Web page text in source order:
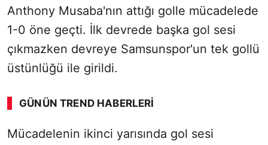
Anthony Musaba'nın attığı golle mücadelede
1-0 öne geçti. İlk devrede başka gol sesi
çıkmazken devreye Samsunspor'un tek gollü
üstünlüğü ile girildi.
GÜNÜN TREND HABERLERI
00:02 / 08:06
Mücadelenin ikinci yarısında gol sesi